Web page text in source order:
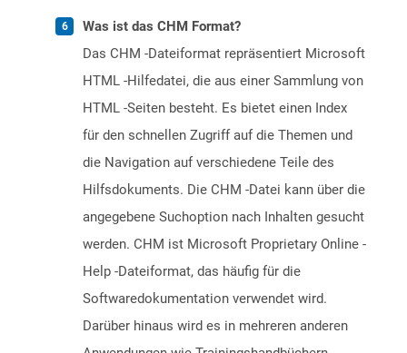
Was ist das CHM Format?
Das CHM -Dateiformat repräsentiert Microsoft
HTML -Hilfedatei, die aus einer Sammlung von
HTML -Seiten besteht. Es bietet einen Index
für den schnellen Zugriff auf die Themen und
die Navigation auf verschiedene Teile des
Hilfsdokuments. Die CHM -Datei kann über die
angegebene Suchoption nach Inhalten gesucht
werden. CHM ist Microsoft Proprietary Online -
Help -Dateiformat, das häufig für die
Softwaredokumentation verwendet wird.
Darüber hinaus wird es in mehreren anderen